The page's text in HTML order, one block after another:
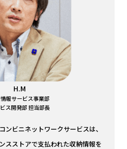
H.M
報サービス事業部
ス開発部 担当部長
ンビニネットワークサービスは、
スストアで支払われた収納情報を